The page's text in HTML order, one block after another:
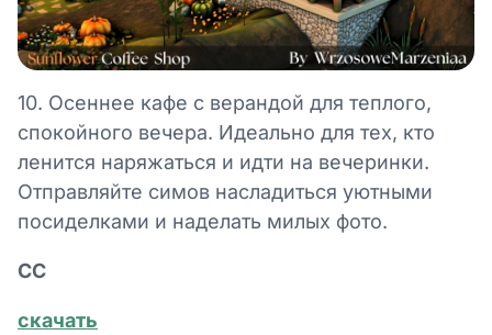
10. Осеннее кафе с верандой для теплого,
спокойного вечера. Идеально для тех, кто
ленится наряжаться и идти на вечеринки.
Отправляйте симов насладиться уютными
посиделками и наделать милых фото.
СС
скачать